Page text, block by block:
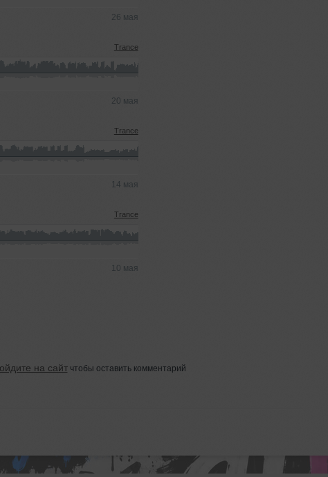
26 мая
Trance
20 мая
Trance
14 мая
Trance
10 мая
на сайтчтобы оставить комментарий